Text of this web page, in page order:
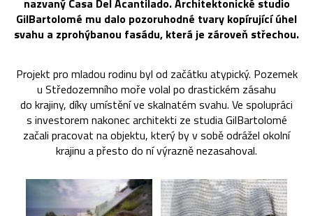
nazvaný Casa Del Acantilado. Architektonické studio
GilBartolomé mu dalo pozoruhodné tvary kopírující úhel
svahu a zprohýbanou fasádu, která je zároveň střechou.
Projekt pro mladou rodinu byl od začátku atypický. Pozemek
u Středozemního moře volal po drastickém zásahu
do krajiny, díky umístění ve skalnatém svahu. Ve spolupráci
s investorem nakonec architekti ze studia GilBartolomé
začali pracovat na objektu, který by v sobě odrážel okolní
krajinu a přesto do ní výrazně nezasahoval.